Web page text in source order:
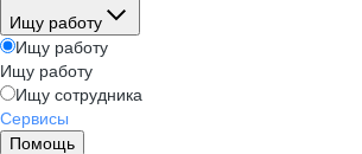
Ищу работу
Ищу работу
Ищу работу
Ищу сотрудника
Сервисы
Помощь